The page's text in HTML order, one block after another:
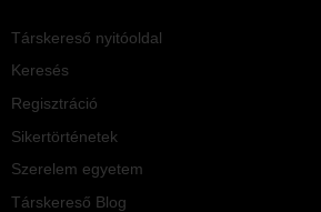
Társkereső nyitóoldal
Keresés
Regisztráció
Sikertörténetek
Szerelem egyetem
Társkereső Blog